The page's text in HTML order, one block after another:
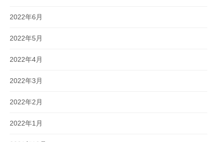
2022年6月
2022年5月
2022年4月
2022年3月
2022年2月
2022年1月